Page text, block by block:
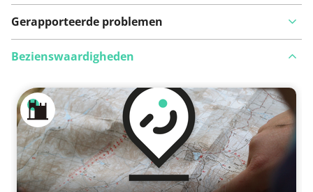
Gerapporteerde problemen
Bekijk op kaart
Iets opgevallen op deze route?Probleem toevoegen
Bezienswaardigheden